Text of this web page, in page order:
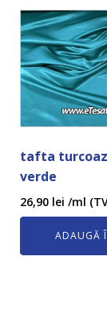
tafta
verde
26,90 lei /ml
ADAUGĂ